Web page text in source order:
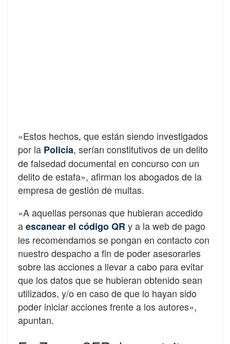
«Estos hechos, que están siendo investigados
por la Policía, serían constitutivos de un delito
de falsedad documental en concurso con un
delito de estafa», afirman los abogados de la
empresa de gestión de multas.
«A aquellas personas que hubieran accedido
aescanear el código QRy a la web de pago
les recomendamos se pongan en contacto con
nuestro despacho a fin de poder asesorarles
sobre las acciones a llevar a cabo para evitar
que los datos que se hubieran obtenido sean
utilizados, y/o en caso de que lo hayan sido
poder iniciar acciones frente a los autores»,
apuntan.